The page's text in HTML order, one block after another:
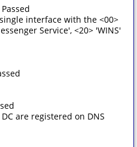
interface with the <00>
Service', <20> 'WINS'
are registered on DNS